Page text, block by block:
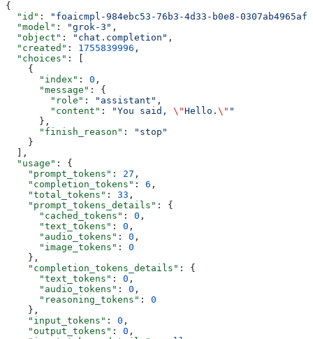
{
  "id"
:
"foaicmpl-984ebc53-76b3-4d33-b0e8-0307ab4965af"
  "model"
: "grok-3" ,
  "object"
: "chat.completion" ,
  "created"
: 1755839996 ,
  "choices"
: [
    {
      "index"
: 0 ,
      "message"
: {
        "role"
: "assistant" ,
        "content"
: "You said, \"Hello. \" "
      },
      "finish_reason"
:
"stop"
    }
  ],
  "usage"
: {
    "prompt_tokens"
: 27 ,
    "completion_tokens"
: 6 ,
    "total_tokens"
: 33 ,
    "prompt_tokens_details"
: {
      "cached_tokens"
: 0 ,
      "text_tokens"
: 0 ,
      "audio_tokens"
: 0 ,
      "image_tokens"
: 0
    },
    "completion_tokens_details"
: {
      "text_tokens"
: 0 ,
      "audio_tokens"
: 0 ,
      "reasoning_tokens"
: 0
    },
    "input_tokens"
: 0 ,
    "output_tokens"
: 0 ,